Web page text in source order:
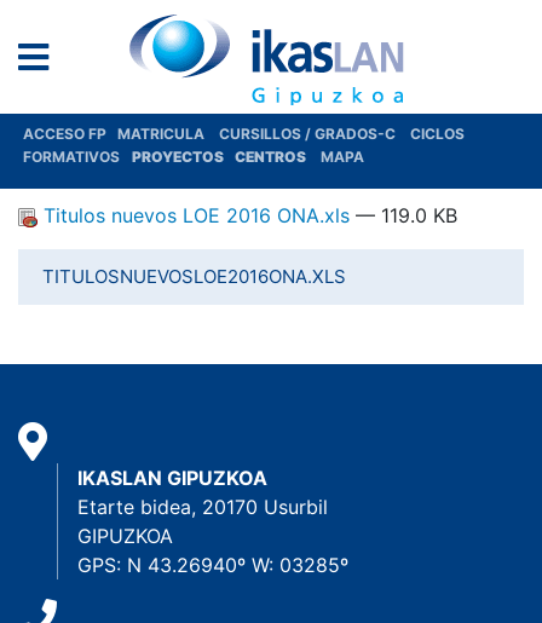
ACCESO FP MATRICULA CURSILLOS / GRADOS-C
CICLOS
FORMATIVOS
PROYECTOS CENTROS MAPA
Titulos nuevos LOE 2016 ONA.xls — 119.0 KB
TITULOSNUEVOSLOE2016ONA.XLS
IKASLAN GIPUZKOA
Etarte bidea, 20170 Usurbil
GIPUZKOA
GPS: N 43.26940º W: 03285º